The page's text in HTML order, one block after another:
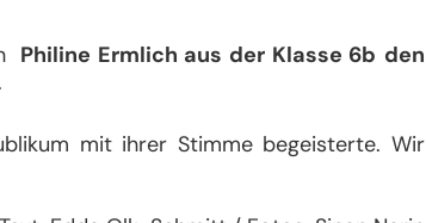
Philine Ermlich aus der Klasse 6b den
mit ihrer Stimme begeisterte. Wir